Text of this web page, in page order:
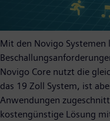
Mit den Novigo Systemen
Novigo Core nutzt die
das 19 Zoll System, ist
Anwendungen
kostengünstige Lösung